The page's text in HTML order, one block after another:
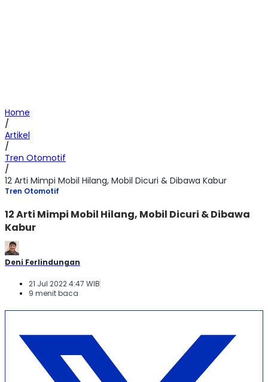
Home
/
Artikel
/
Tren Otomotif
/
12 Arti Mimpi Mobil Hilang, Mobil Dicuri & Dibawa Kabur
Tren Otomotif
12 Arti Mimpi Mobil Hilang, Mobil Dicuri & Dibawa
Kabur
Deni Ferlindungan
21 Jul 2022 4:47 WIB
9 menit baca